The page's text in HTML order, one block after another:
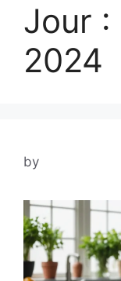
Jour :
2024
by